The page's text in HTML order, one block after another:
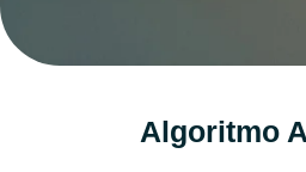
Algoritmo